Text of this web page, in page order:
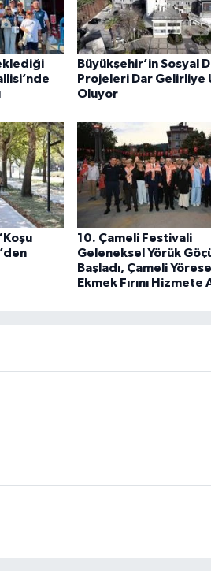
Büyükşehir’in Sosyal
Projeleri Dar Gelirliye
Oluyor
10. Çameli Festivali
Geleneksel Yörük
Başladı, Çameli Yöresel
Ekmek Fırını Hizmete